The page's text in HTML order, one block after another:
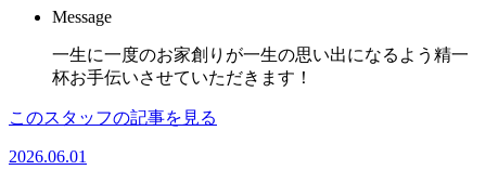
Message
一生に一度のお家創りが一生の思い出になるよう精一
杯お手伝いさせていただきます！
このスタッフの記事を見る
2026.06.01